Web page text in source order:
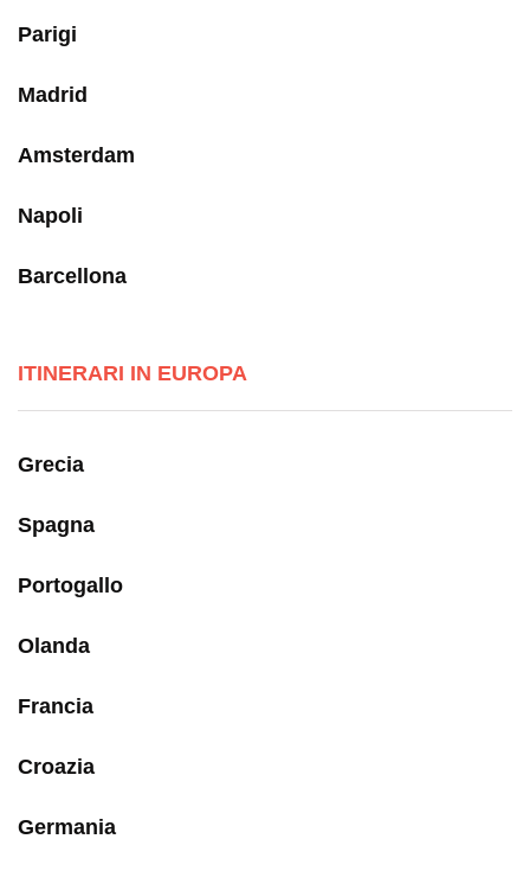
Parigi
Madrid
Amsterdam
Napoli
Barcellona
ITINERARI IN EUROPA
Grecia
Spagna
Portogallo
Olanda
Francia
Croazia
Germania